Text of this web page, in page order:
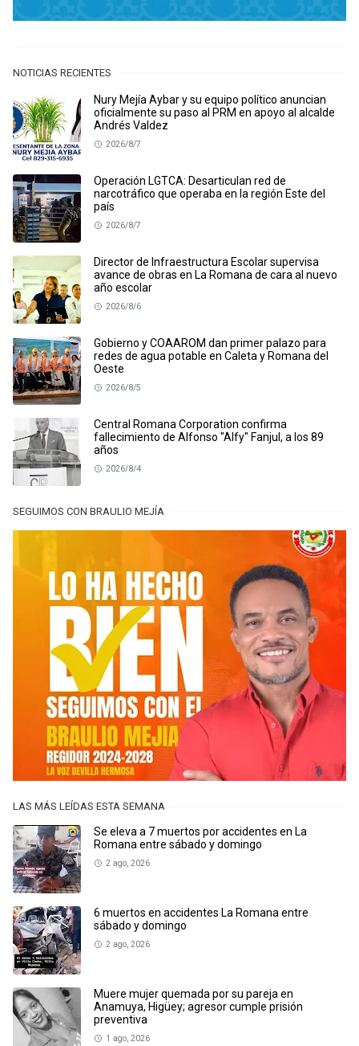
NOTICIAS RECIENTES
Nury Mejía Aybar y su equipo político anuncian
oficialmente su paso al PRM en apoyo al alcalde
Andrés Valdez
2026/8/7
Operación LGTCA: Desarticulan red de
narcotráfico que operaba en la región Este del
país
2026/8/7
Director de Infraestructura Escolar supervisa
avance de obras en La Romana de cara al nuevo
año escolar
2026/8/6
Gobierno y COAAROM dan primer palazo para
redes de agua potable en Caleta y Romana del
Oeste
2026/8/5
Central Romana Corporation confirma
fallecimiento de Alfonso "Alfy" Fanjul, a los 89
años
2026/8/4
SEGUIMOS CON BRAULIO MEJÍA
LAS MÁS LEÍDAS ESTA SEMANA
Se eleva a 7 muertos por accidentes en La
Romana entre sábado y domingo
2 ago, 2026
6 muertos en accidentes La Romana entre
sábado y domingo
2 ago, 2026
Muere mujer quemada por su pareja en
Anamuya, Higüey; agresor cumple prisión
preventiva
1 ago, 2026